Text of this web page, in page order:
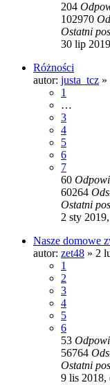
204
102970
Ostatni
30 lip
Różności
autor: justa_tcz »
1
…
3
4
5
6
7
60
60264
Ostatni
2 sty
Nasze domowe
autor: zet48 » 2
1
2
3
4
5
6
53
56764
Ostatni
9 lis 2018,